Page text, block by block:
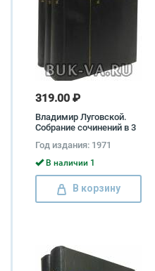
319.00 ₽
Владимир Луговской.
Собрание сочинений в 3
книг) Владимир
Луговской
Год издания: 1971
В наличии 1
В корзину